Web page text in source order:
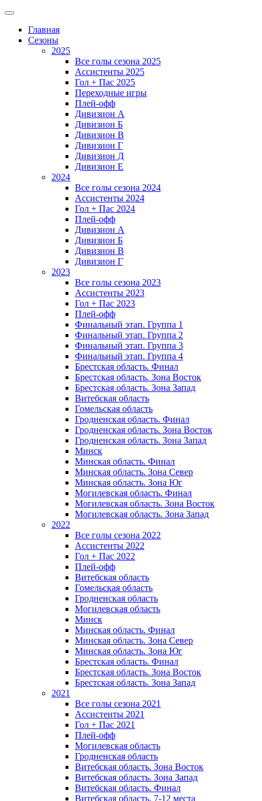
Главная
Сезоны
2025
Все голы сезона 2025
Ассистенты 2025
Гол + Пас 2025
Переходные игры
Плей-офф
Дивизион A
Дивизион Б
Дивизион В
Дивизион Г
Дивизион Д
Дивизион Е
2024
Все голы сезона 2024
Ассистенты 2024
Гол + Пас 2024
Плей-офф
Дивизион A
Дивизион Б
Дивизион В
Дивизион Г
2023
Все голы сезона 2023
Ассистенты 2023
Гол + Пас 2023
Плей-офф
Финальный этап. Группа 1
Финальный этап. Группа 2
Финальный этап. Группа 3
Финальный этап. Группа 4
Брестская область. Финал
Брестская область. Зона Восток
Брестская область. Зона Запад
Витебская область
Гомельская область
Гродненская область. Финал
Гродненская область. Зона Восток
Гродненская область. Зона Запад
Минск
Минская область. Финал
Минская область. Зона Север
Минская область. Зона Юг
Могилевская область. Финал
Могилевская область. Зона Восток
Могилевская область. Зона Запад
2022
Все голы сезона 2022
Ассистенты 2022
Гол + Пас 2022
Плей-офф
Витебская область
Гомельская область
Гродненская область
Могилевская область
Минск
Mинская область. Финал
Минская область. Зона Север
Минская область. Зона Юг
Брестская область. Финал
Брестская область. Зона Восток
Брестская область. Зона Запад
2021
Все голы сезона 2021
Ассистенты 2021
Гол + Пас 2021
Плей-офф
Могилевская область
Гродненская область
Витебская область. Зона Восток
Витебская область. Зона Запад
Витебская область. Финал
Витебская область. 7-12 места